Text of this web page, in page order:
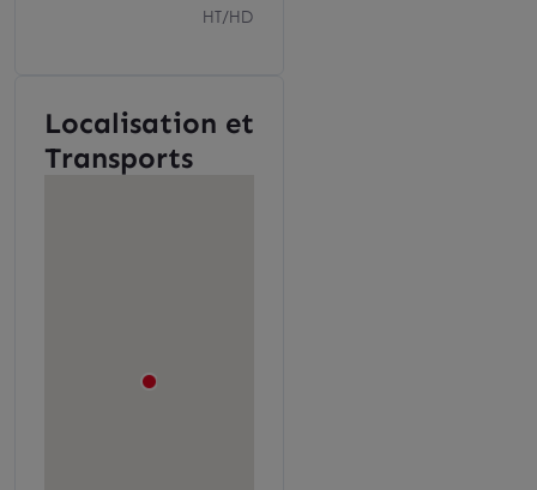
HT/HD
Localisation et
Transports